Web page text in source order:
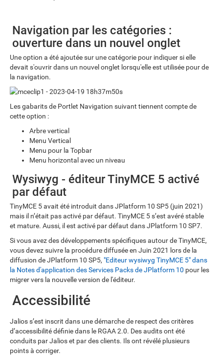
Navigation par les catégories :
ouverture dans un nouvel onglet
Une option a été ajoutée sur une catégorie pour indiquer si elle
devait s'ouvrir dans un nouvel onglet lorsqu'elle est utilisée pour de
la navigation.
Les gabarits de Portlet Navigation suivant tiennent compte de
cette option :
Arbre vertical
Menu Vertical
Menu pour la Topbar
Menu horizontal avec un niveau
Wysiwyg - éditeur TinyMCE 5 activé
par défaut
TinyMCE 5 avait été introduit dans JPlatform 10 SP5 (juin 2021)
mais il n’était pas activé par défaut. TinyMCE 5 s’est avéré stable
et mature. Aussi, il est activé par défaut dans JPlatform 10 SP7.
Si vous avez des développements spécifiques autour de TinyMCE,
vous devez suivre la procédure diffusée en Juin 2021 lors de la
diffusion de JPlatform 10 SP5, "Editeur wysiwyg TinyMCE 5" dans
la Notes d'application des Services Packs de JPlatform 10 pour les
migrer vers la nouvelle version de l'éditeur.
Accessibilité
Jalios s’est inscrit dans une démarche de respect des critères
d’accessibilité définie dans le RGAA 2.0. Des audits ont été
conduits par Jalios et par des clients. Ils ont révélé plusieurs
points à corriger.